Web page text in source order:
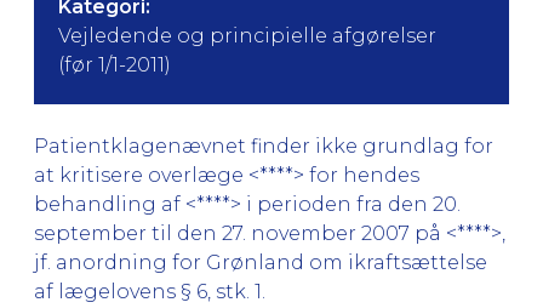
Kategori:
Vejledende og principielle afgørelser
(før 1/1-2011)
Patientklagenævnet finder ikke grundlag for
at kritisere overlæge <****> for hendes
behandling af <****> i perioden fra den 20.
september til den 27. november 2007 på <****>,
jf. anordning for Grønland om ikraftsættelse
af lægelovens § 6, stk. 1.